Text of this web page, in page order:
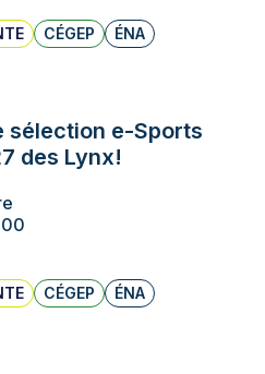
CÉGEP ÉNA
sélection e-Sports
des Lynx!
CÉGEP ÉNA